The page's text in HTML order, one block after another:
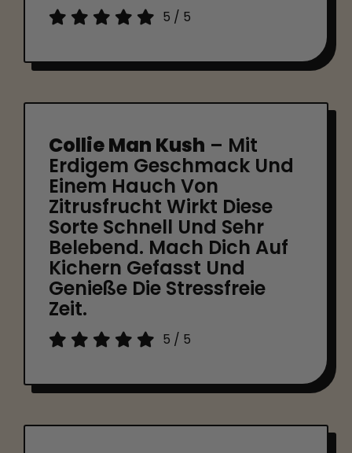
5 / 5
Collie Man Kush – Mit
Erdigem Geschmack Und
Einem Hauch Von
Zitrusfrucht Wirkt Diese
Sorte Schnell Und Sehr
Belebend. Mach Dich Auf
Kichern Gefasst Und
Genieße Die Stressfreie
Zeit.
5 / 5